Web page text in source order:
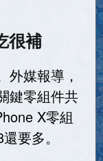
很補
外媒報導，
鍵零組件共
X零組
要多。